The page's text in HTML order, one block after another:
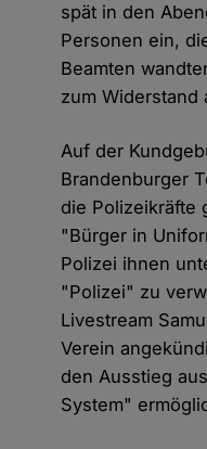
spät in den
Personen ein,
Beamten
zum Widerstand
Auf der
Brandenburger
die Polizeikräfte
"Bürger in
Polizei ihnen
"Polizei" zu
Livestream
Verein
den Ausstieg
System"